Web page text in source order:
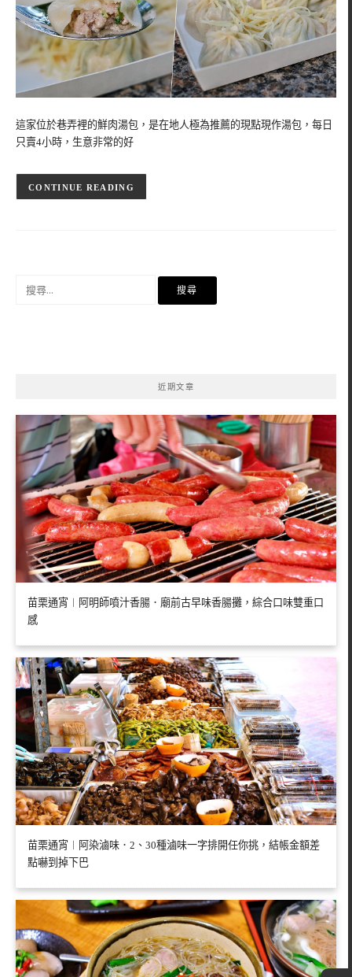
這家位於巷弄裡的鮮肉湯包，是在地人極為推薦的現點現作湯包，每日
只賣4小時，生意非常的好
CONTINUE READING
近期文章
苗栗通宵︱阿明師噴汁香腸．廟前古早味香腸攤，綜合口味雙重口
感
苗栗通宵︱阿染滷味．2、30種滷味一字排開任你挑，結帳金額差
點嚇到掉下巴